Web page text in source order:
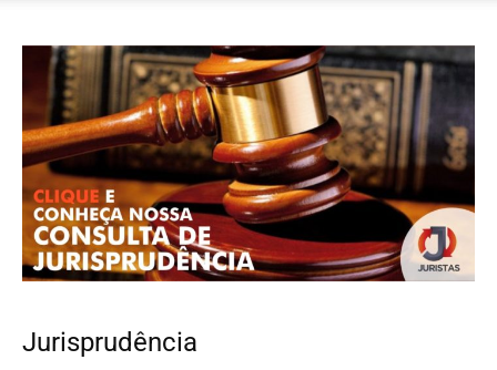
Jurisprudência